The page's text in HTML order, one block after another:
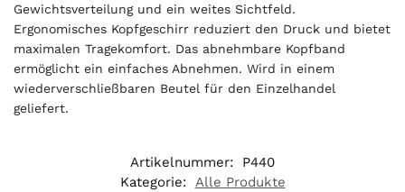
Gewichtsverteilung und ein weites Sichtfeld.
Ergonomisches Kopfgeschirr reduziert den Druck und bietet
maximalen Tragekomfort. Das abnehmbare Kopfband
ermöglicht ein einfaches Abnehmen. Wird in einem
wiederverschließbaren Beutel für den Einzelhandel
geliefert.
Artikelnummer:
P440
Kategorie: Alle Produkte